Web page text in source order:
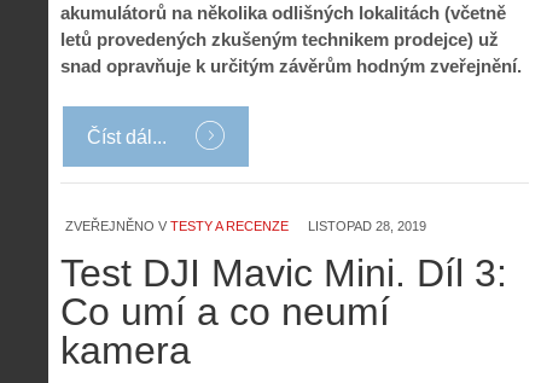
akumulátorů na několika odlišných lokalitách (včetně
letů provedených zkušeným technikem prodejce) už
snad opravňuje k určitým závěrům hodným zveřejnění.
Číst dál...
ZVEŘEJNĚNO V TESTY A RECENZE LISTOPAD 28, 2019
Test DJI Mavic Mini. Díl 3:
Co umí a co neumí
kamera